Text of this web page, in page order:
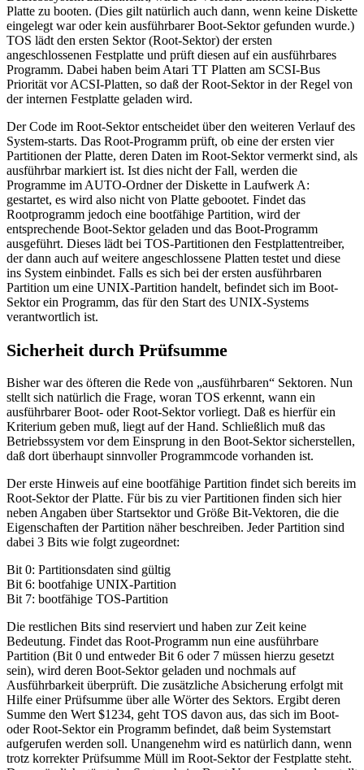
Platte zu booten. (Dies gilt natürlich auch dann, wenn keine Diskette
eingelegt war oder kein ausführbarer Boot-Sektor gefunden wurde.)
TOS lädt den ersten Sektor (Root-Sektor) der ersten
angeschlossenen Festplatte und prüft diesen auf ein ausführbares
Programm. Dabei haben beim Atari TT Platten am SCSI-Bus
Priorität vor ACSI-Platten, so daß der Root-Sektor in der Regel von
der internen Festplatte geladen wird.
Der Code im Root-Sektor entscheidet über den weiteren Verlauf des
System-starts. Das Root-Programm prüft, ob eine der ersten vier
Partitionen der Platte, deren Daten im Root-Sektor vermerkt sind, als
ausführbar markiert ist. Ist dies nicht der Fall, werden die
Programme im AUTO-Ordner der Diskette in Laufwerk A:
gestartet, es wird also nicht von Platte gebootet. Findet das
Rootprogramm jedoch eine bootfähige Partition, wird der
entsprechende Boot-Sektor geladen und das Boot-Programm
ausgeführt. Dieses lädt bei TOS-Partitionen den Festplattentreiber,
der dann auch auf weitere angeschlossene Platten testet und diese
ins System einbindet. Falls es sich bei der ersten ausführbaren
Partition um eine UNIX-Partition handelt, befindet sich im Boot-
Sektor ein Programm, das für den Start des UNIX-Systems
verantwortlich ist.
Sicherheit durch Prüfsumme
Bisher war des öfteren die Rede von „ausführbaren“ Sektoren. Nun
stellt sich natürlich die Frage, woran TOS erkennt, wann ein
ausführbarer Boot- oder Root-Sektor vorliegt. Daß es hierfür ein
Kriterium geben muß, liegt auf der Hand. Schließlich muß das
Betriebssystem vor dem Einsprung in den Boot-Sektor sicherstellen,
daß dort überhaupt sinnvoller Programmcode vorhanden ist.
Der erste Hinweis auf eine bootfähige Partition findet sich bereits im
Root-Sektor der Platte. Für bis zu vier Partitionen finden sich hier
neben Angaben über Startsektor und Größe Bit-Vektoren, die die
Eigenschaften der Partition näher beschreiben. Jeder Partition sind
dabei 3 Bits wie folgt zugeordnet:
Bit 0: Partitionsdaten sind gültig
Bit 6: bootfahige UNIX-Partition
Bit 7: bootfähige TOS-Partition
Die restlichen Bits sind reserviert und haben zur Zeit keine
Bedeutung. Findet das Root-Programm nun eine ausführbare
Partition (Bit 0 und entweder Bit 6 oder 7 müssen hierzu gesetzt
sein), wird deren Boot-Sektor geladen und nochmals auf
Ausführbarkeit überprüft. Die zusätzliche Absicherung erfolgt mit
Hilfe einer Prüfsumme über alle Wörter des Sektors. Ergibt deren
Summe den Wert $1234, geht TOS davon aus, das sich im Boot-
oder Root-Sektor ein Programm befindet, daß beim Systemstart
aufgerufen werden soll. Unangenehm wird es natürlich dann, wenn
trotz korrekter Prüfsumme Müll im Root-Sektor der Festplatte steht.